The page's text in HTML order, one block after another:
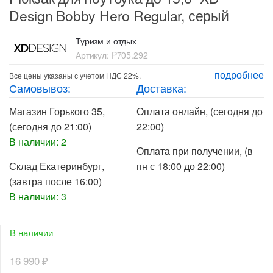
Design Bobby Hero Regular, серый
Туризм и отдых
Артикул: P705.292
подробнее
Все цены указаны с учетом НДС 22%.
Самовывоз:
Магазин Горького 35,
(сегодня до 21:00)
В наличии: 2
Склад Екатеринбург,
(завтра после 16:00)
В наличии: 3
Доставка:
Оплата онлайн, (сегодня до
22:00)
Оплата при получении, (в
пн с 18:00 до 22:00)
В наличии
16 990₽